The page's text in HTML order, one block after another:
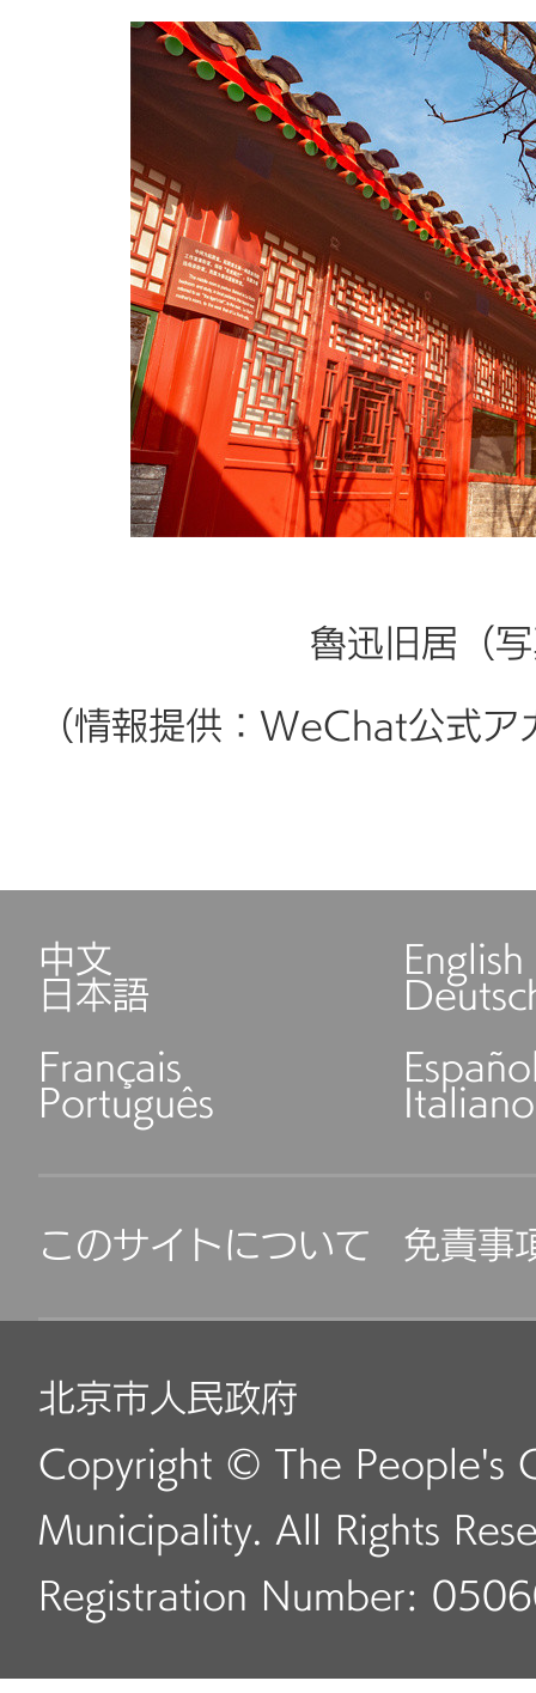
魯迅旧居（
（情報提供：WeChat公式
中文 English
日本語
Français
Português Italiano
このサイトについて 免責事
北京市人民政府
Copyright © The People's
Municipality. All Rights
Registration Number: